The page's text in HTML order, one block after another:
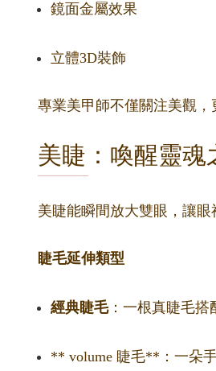
鏡面金屬效果
立體3D裝飾
專業美甲師不僅關注美觀
美睫：喚醒靈魂
美睫能瞬間放大雙眼，讓眼
睫毛延伸類型
經典睫毛：一根真睫毛搭
** volume 睫毛**：一朵